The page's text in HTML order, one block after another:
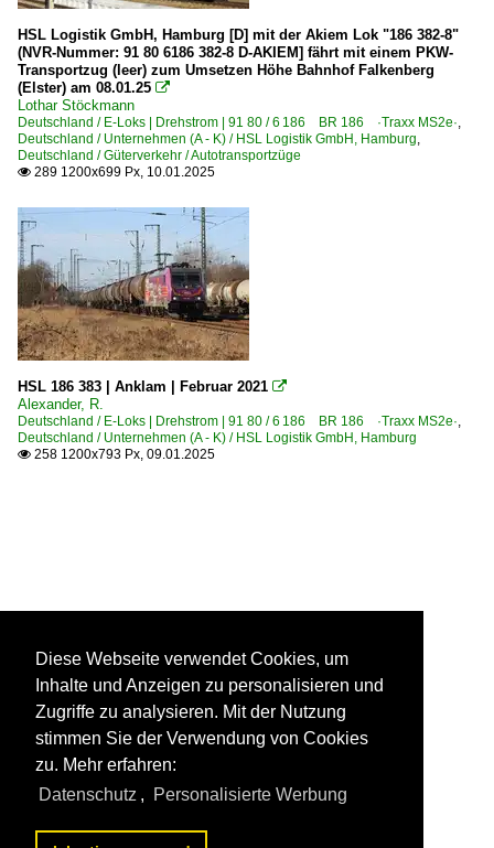
HSL Logistik GmbH, Hamburg [D] mit der Akiem Lok "186 382-8"
(NVR-Nummer: 91 80 6186 382-8 D-AKIEM] fährt mit einem PKW-
Transportzug (leer) zum Umsetzen Höhe Bahnhof Falkenberg
(Elster) am 08.01.25 
Lothar Stöckmann
Deutschland / E-Loks | Drehstrom | 91 80 / 6 186 BR 186 ·Traxx MS2e·,
Deutschland / Unternehmen (A - K) / HSL Logistik GmbH, Hamburg,
Deutschland / Güterverkehr / Autotransportzüge
 289 1200x699 Px, 10.01.2025
HSL 186 383 | Anklam | Februar 2021 
Alexander, R.
Deutschland / E-Loks | Drehstrom | 91 80 / 6 186 BR 186 ·Traxx MS2e·,
Deutschland / Unternehmen (A - K) / HSL Logistik GmbH, Hamburg
 258 1200x793 Px, 09.01.2025
Diese Webseite verwendet Cookies, um
Inhalte und Anzeigen zu personalisieren und
Zugriffe zu analysieren. Mit der Nutzung
stimmen Sie der Verwendung von Cookies
zu. Mehr erfahren:
Datenschutz , Personalisierte Werbung